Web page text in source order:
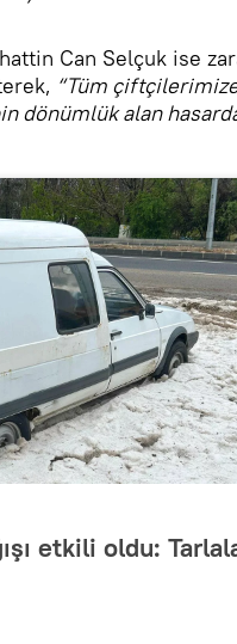
Can Selçuk ise
“Tüm
dönümlük alan
etkili oldu: